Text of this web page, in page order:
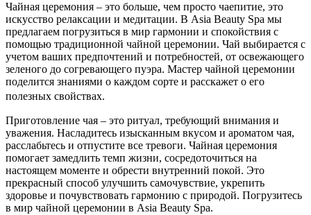
Чайная церемония – это больше, чем просто чаепитие, это
искусство релаксации и медитации. В Asia Beauty Spa мы
предлагаем погрузиться в мир гармонии и спокойствия с
помощью традиционной чайной церемонии. Чай выбирается с
учетом ваших предпочтений и потребностей, от освежающего
зеленого до согревающего пуэра. Мастер чайной церемонии
поделится знаниями о каждом сорте и расскажет о его
полезных свойствах.
Приготовление чая – это ритуал, требующий внимания и
уважения. Насладитесь изысканным вкусом и ароматом чая,
расслабьтесь и отпустите все тревоги. Чайная церемония
помогает замедлить темп жизни, сосредоточиться на
настоящем моменте и обрести внутренний покой. Это
прекрасный способ улучшить самочувствие, укрепить
здоровье и почувствовать гармонию с природой. Погрузитесь
в мир чайной церемонии в Asia Beauty Spa.